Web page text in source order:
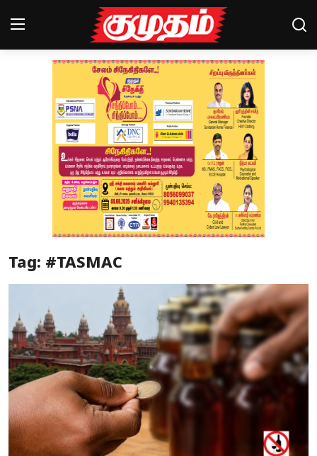
Magazines
Special Story
Business
Crime
Tamilnadu
National
Tag: #TASMAC